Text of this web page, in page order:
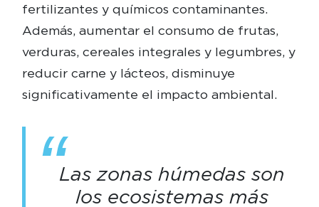
fertilizantes y químicos contaminantes.
Además, aumentar el consumo de frutas,
verduras, cereales integrales y legumbres, y
reducir carne y lácteos, disminuye
significativamente el impacto ambiental.
Las zonas húmedas son
los ecosistemas más